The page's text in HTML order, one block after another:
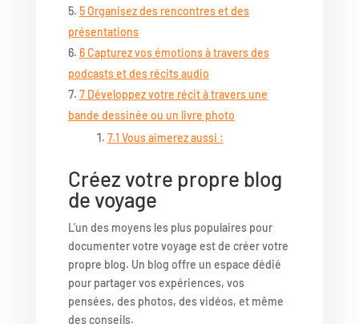
5Organisez des rencontres et des
présentations
6Capturez vos émotions à travers des
podcasts et des récits audio
7 Développez votre récit à travers une
bande dessinée ou un livre photo
7.1 Vous aimerez aussi :
Créez votre propre blog
de voyage
L’un des moyens les plus populaires pour
documenter votre voyage est de créer votre
propre blog. Un blog offre un espace dédié
pour partager vos expériences, vos
pensées, des photos, des vidéos, et même
des conseils.